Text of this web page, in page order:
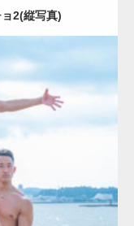
2(縦写真)
) SOSUKE